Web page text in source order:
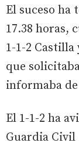
El suceso ha
17.38 horas,
1-1-2
que
informaba
El 1-1-2 ha
Guardia Civil